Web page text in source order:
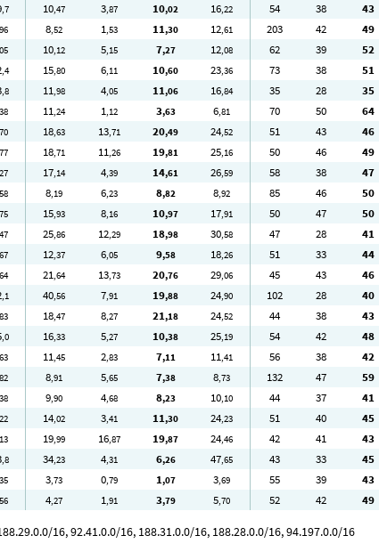
,7 10,47 3,87 10,02 16,22 54 38 43
8,52 1,53 11,30 12,61 203 42 49
10,12 5,15 7,27 12,08 62 39 52
,4 15,80 6,11 10,60 23,36 73 38 51
,8 11,98 4,05 11,06 16,84 35 28 35
11,24 1,12 3,63 6,81 70 50 64
18,63 13,71 20,49 24,52 51 43 46
18,71 11,26 19,81 25,16 50 46 49
17,14 4,39 14,61 26,59 58 38 47
8,19 6,23 8,82 8,92 85 46 50
15,93 8,16 10,97 17,91 50 47 50
25,86 12,29 18,98 30,58 47 28 41
12,37 6,05 9,58 18,26 51 33 44
21,64 13,73 20,76 29,06 45 43 46
,1 40,56 7,91 19,88 24,90 102 28 40
18,47 8,27 21,18 24,52 44 38 43
,0 16,33 5,27 10,38 25,19 54 42 48
11,45 2,83 7,11 11,41 56 38 42
8,91 5,65 7,38 8,73 132 47 59
9,90 4,68 8,23 10,10 44 37 41
14,02 3,41 11,30 24,23 51 40 45
19,99 16,87 19,87 24,46 42 41 43
,8 34,23 4,31 6,26 47,65 43 33 45
3,73 0,79 1,07 3,69 55 39 43
4,27 1,91 3,79 5,70 52 42 49
16, 92.41.0.0/16, 188.31.0.0/16, 188.28.0.0/16, 94.197.0.0/16